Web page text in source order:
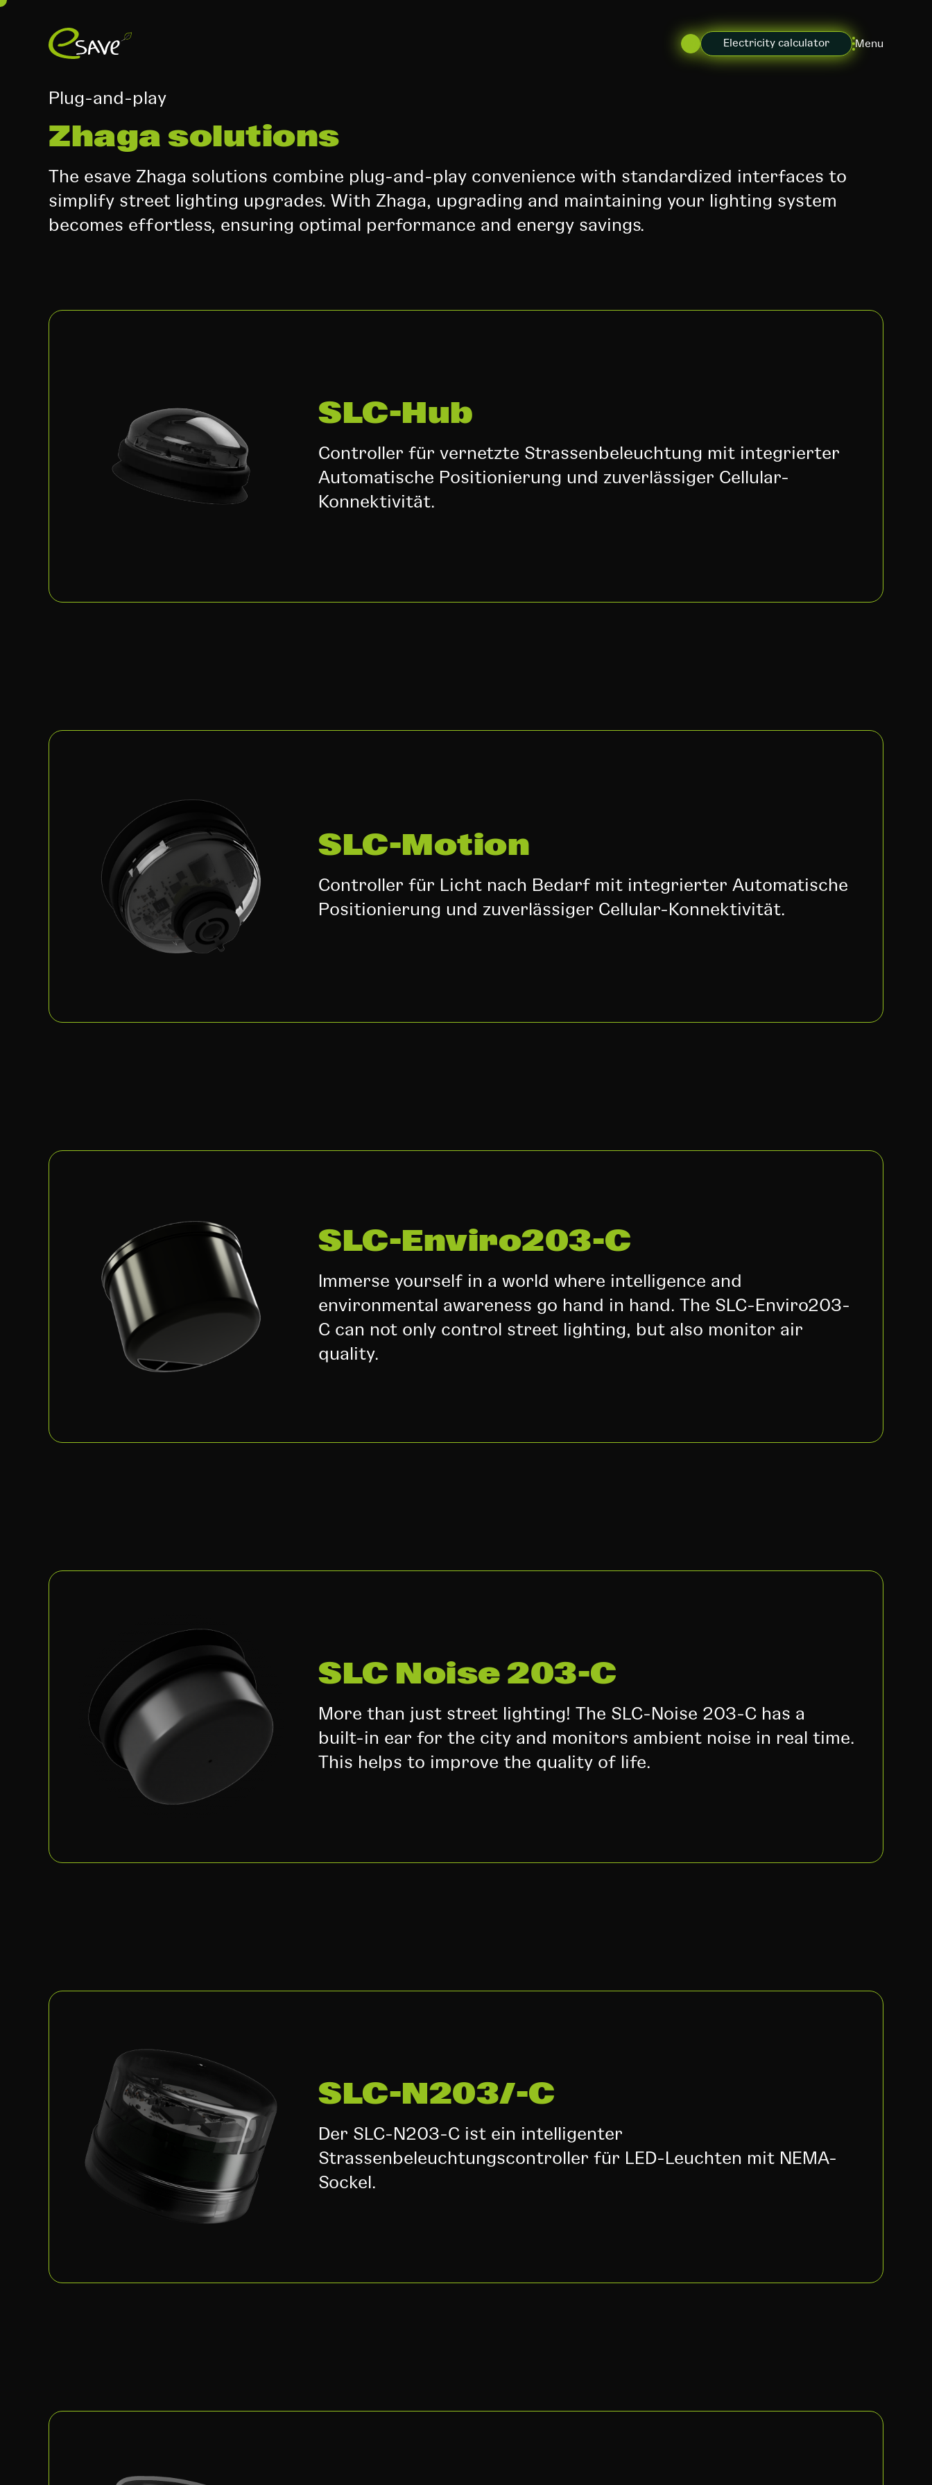
Electricity calculator Menu
Plug-and-play
Zhaga solutions
The esave Zhaga solutions combine plug-and-play convenience with standardized interfaces to
simplify street lighting upgrades. With Zhaga, upgrading and maintaining your lighting system
becomes effortless, ensuring optimal performance and energy savings.
SLC-Hub
Controller für vernetzte Strassenbeleuchtung mit integrierter
Automatische Positionierung und zuverlässiger Cellular-
Konnektivität.
SLC-Motion
Controller für Licht nach Bedarf mit integrierter Automatische
Positionierung und zuverlässiger Cellular-Konnektivität.
SLC-Enviro203-C
Immerse yourself in a world where intelligence and
environmental awareness go hand in hand. The SLC-Enviro203-
C can not only control street lighting, but also monitor air
quality.
SLC Noise 203-C
More than just street lighting! The SLC-Noise 203-C has a
built-in ear for the city and monitors ambient noise in real time.
This helps to improve the quality of life.
SLC-N203/-C
Der SLC-N203-C ist ein intelligenter
Strassenbeleuchtungscontroller für LED-Leuchten mit NEMA-
Sockel.